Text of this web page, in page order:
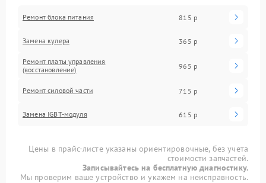
Ремонт блока питания 815 р
Замена кулера 365 р
Ремонт платы управления
(восстановление)
965 р
Ремонт силовой части 715 р
Замена IGBT-модуля 615 р
Цены в прайс-листе указаны ориентировочные, без учета
стоимости запчастей.
Записывайтесь на бесплатную диагностику.
Мы проверим ваше устройство и укажем на неисправность.